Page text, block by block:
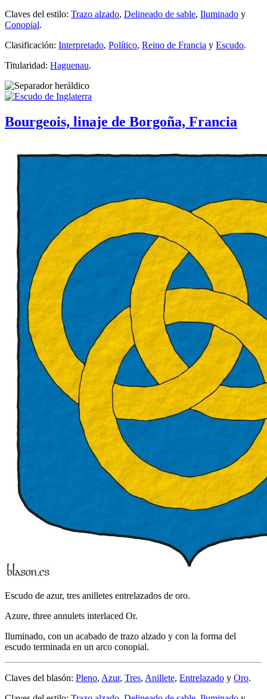
Claves del estilo: Trazo alzado, Delineado de sable, Iluminado y
Conopial.
Clasificación: Interpretado, Político, Reino de Francia y Escudo.
Titularidad: Haguenau.
Bourgeois, linaje de Borgoña, Francia
Escudo de azur, tres anilletes entrelazados de oro.
Azure, three annulets interlaced Or.
Iluminado, con un acabado de trazo alzado y con la forma del
escudo terminada en un arco conopial.
Claves del blasón: Pleno, Azur, Tres, Anillete, Entrelazado y Oro.